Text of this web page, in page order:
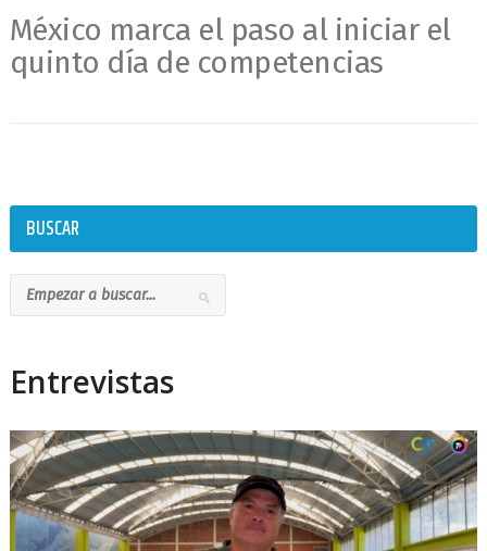
México marca el paso al iniciar el
quinto día de competencias
BUSCAR
Entrevistas